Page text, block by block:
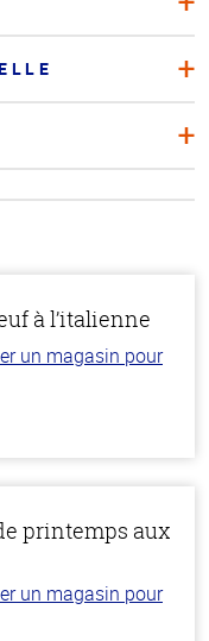
à l’italienne
un magasin pour
printemps aux
un magasin pour